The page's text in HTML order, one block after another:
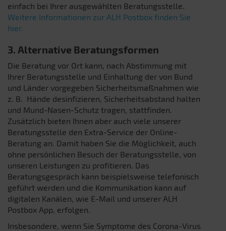
einfach bei Ihrer ausgewählten Beratungsstelle.
Weitere Informationen zur ALH Postbox finden Sie
hier.
3. Alternative Beratungsformen
Die Beratung vor Ort kann, nach Abstimmung mit
Ihrer Beratungsstelle und Einhaltung der von Bund
und Länder vorgegeben Sicherheitsmaßnahmen wie
z. B. Hände desinfizieren, Sicherheitsabstand halten
und Mund-Nasen-Schutz tragen, stattfinden.
Zusätzlich bieten Ihnen aber auch viele unserer
Beratungsstelle den Extra-Service der Online-
Beratung an. Damit haben Sie die Möglichkeit, auch
ohne persönlichen Besuch der Beratungsstelle, von
unseren Leistungen zu profitieren. Das
Beratungsgespräch kann beispielsweise telefonisch
geführt werden und die Kommunikation kann auf
digitalen Kanälen, wie E-Mail und unserer ALH
Postbox App, erfolgen.
Insbesondere, wenn Sie Symptome des Corona-Virus